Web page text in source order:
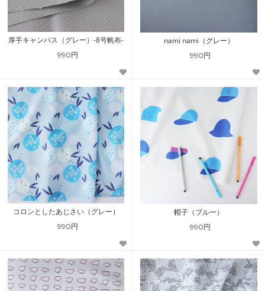
厚手キャンバス（グレー）-8号帆布-
990円
nami nami（グレー）
990円
コロンとしたあじさい（グレー）
990円
帽子（ブルー）
990円